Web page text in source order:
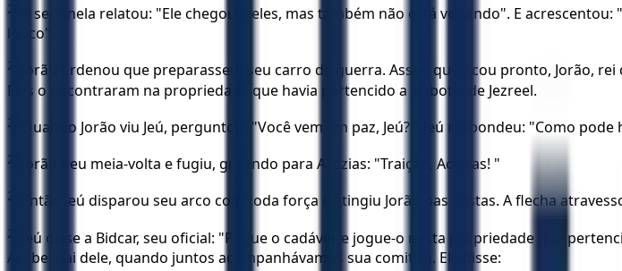
20
A sentinela relatou: "Ele chegou a eles, mas também não está voltando". E
louco".
21
Jorão ordenou que preparassem seu carro de guerra. Assim que ficou pronto, Jorão,
Eles o encontraram na propriedade que havia pertencido a Nabote, de Jezreel.
22 Quando Jorão viu Jeú, perguntou: "Você vem em paz, Jeú? " Jeú respondeu: "Como
23 Jorão deu meia-volta e fugiu, gritando para Acazias: "Traição, Acazias! "
24 Então Jeú disparou seu arco com toda força e atingiu Jorão nas costas. A flecha
25
Jeú disse a Bidcar, seu oficial: "Pegue o cadáver e jogue-o nesta propriedade que
Acabe, pai dele, quando juntos acompanhávamos sua comitiva. Ele disse: